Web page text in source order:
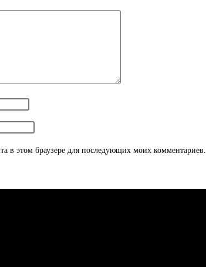
в этом браузере для последующих моих комментариев.